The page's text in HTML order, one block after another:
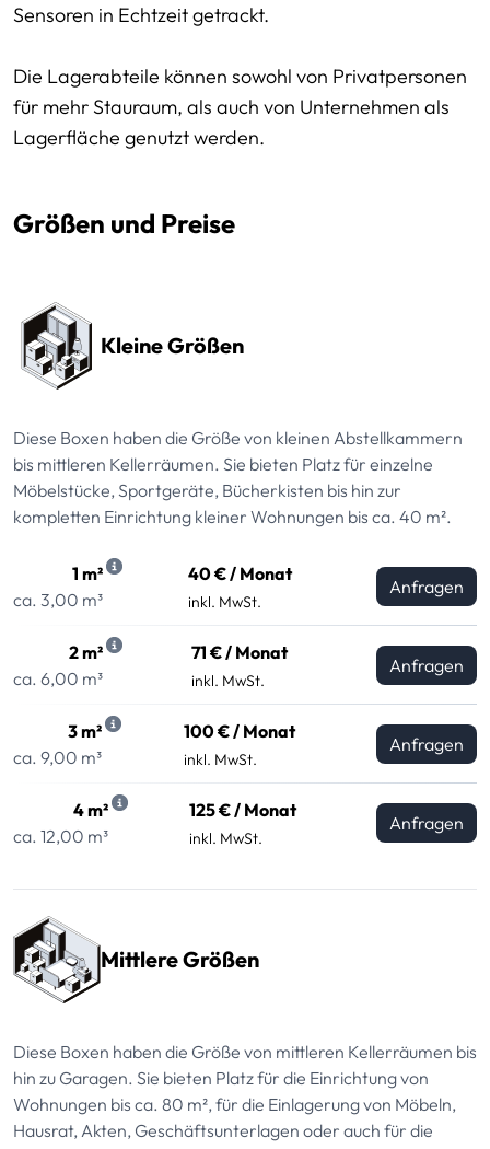
Sensoren in Echtzeit getrackt.
Die Lagerabteile können sowohl von Privatpersonen
für mehr Stauraum, als auch von Unternehmen als
Lagerfläche genutzt werden.
Größen und Preise
Kleine Größen
Diese Boxen haben die Größe von kleinen Abstellkammern
bis mittleren Kellerräumen. Sie bieten Platz für einzelne
Möbelstücke, Sportgeräte, Bücherkisten bis hin zur
kompletten Einrichtung kleiner Wohnungen bis ca. 40 m².
1 m²
ca. 3,00 m³
40 € / Monat
inkl. MwSt.
Anfragen
2 m²
ca. 6,00 m³
71 € / Monat
inkl. MwSt.
Anfragen
3 m²
ca. 9,00 m³
100 € / Monat
inkl. MwSt.
Anfragen
4 m²
ca. 12,00 m³
125 € / Monat
inkl. MwSt.
Anfragen
Mittlere Größen
Diese Boxen haben die Größe von mittleren Kellerräumen bis
hin zu Garagen. Sie bieten Platz für die Einrichtung von
Wohnungen bis ca. 80 m², für die Einlagerung von Möbeln,
Hausrat, Akten, Geschäftsunterlagen oder auch für die